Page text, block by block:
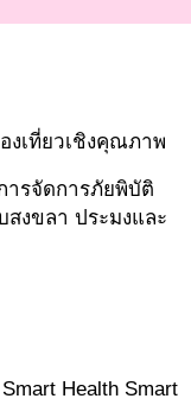
งเที่ยวเชิงคุณภาพ
ารจัดการภัยพิบัติ
สงขลา ประมงและ
Health Smart